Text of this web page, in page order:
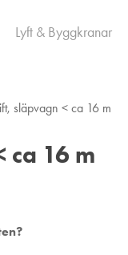
Lyft & Byggkranar
släpvagn < ca 16 m
ca 16 m